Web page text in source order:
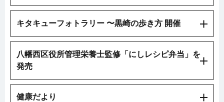
キタキューフォトラリー 〜黒崎の歩き方 開催
八幡西区役所管理栄養士監修「にしレシピ弁当」を
発売
健康だより